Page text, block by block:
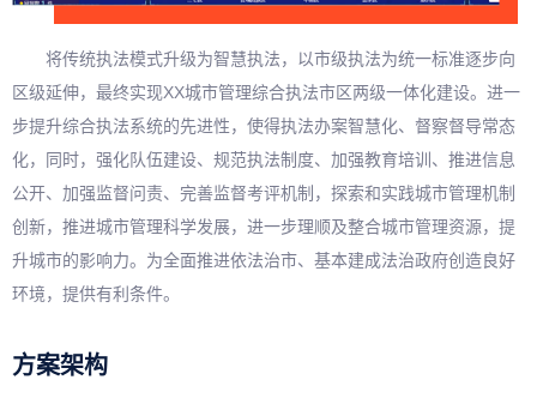
将传统执法模式升级为智慧执法，以市级执法为统一标准逐步向
区级延伸，最终实现XX城市管理综合执法市区两级一体化建设。进一
步提升综合执法系统的先进性，使得执法办案智慧化、督察督导常态
化，同时，强化队伍建设、规范执法制度、加强教育培训、推进信息
公开、加强监督问责、完善监督考评机制，探索和实践城市管理机制
创新，推进城市管理科学发展，进一步理顺及整合城市管理资源，提
升城市的影响力。为全面推进依法治市、基本建成法治政府创造良好
环境，提供有利条件。
方案架构